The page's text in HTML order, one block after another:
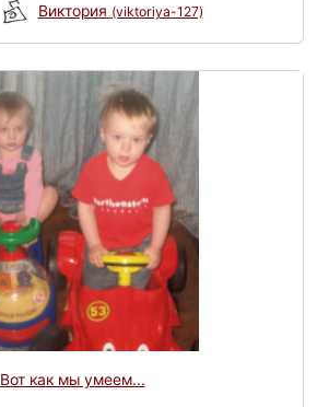
Виктория (viktoriya-127)
Вот как мы умеем...